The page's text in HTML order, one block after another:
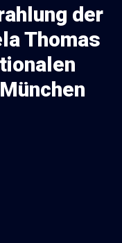
der
Thomas